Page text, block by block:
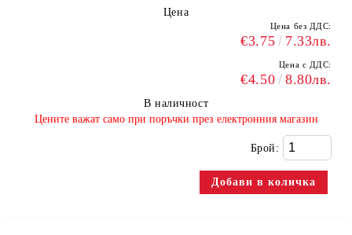
Цена
Цена без ДДС:
€3.75 7.33лв.
Цена с ДДС:
€4.50 8.80лв.
В наличност
​Цените важат само при поръчки през електронния магазин
Брой: